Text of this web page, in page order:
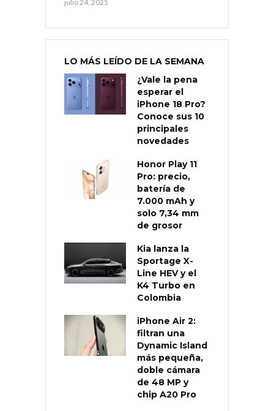
julio 24, 2025
LO MÁS LEÍDO DE LA SEMANA
¿Vale la pena
esperar el
iPhone 18 Pro?
Conoce sus 10
principales
novedades
Honor Play 11
Pro: precio,
batería de
7.000 mAh y
solo 7,34 mm
de grosor
Kia lanza la
Sportage X-
Line HEV y el
K4 Turbo en
Colombia
iPhone Air 2:
filtran una
Dynamic Island
más pequeña,
doble cámara
de 48 MP y
chip A20 Pro